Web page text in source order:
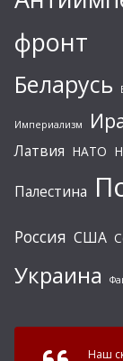
фронт
Беларусь
Империализм
Латвия НАТО
Палестина
Россия США
Украина
Наш